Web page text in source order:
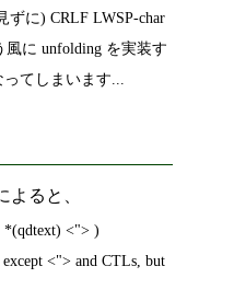
ずに) CRLF LWSP-char
風に unfolding を実装す
てしまいます...
よると、
= ( <"> *(qdtext) <"> )